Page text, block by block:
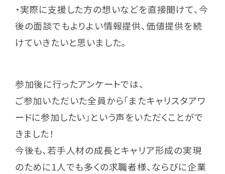
・実際に支援した方の想いなどを直接聞けて、今
後の面談でもよりよい情報提供、価値提供を続
けていきたいと思いました。
参加後に行ったアンケートでは、
ご参加いただいた全員から「またキャリスタアワ
ードに参加したい」という声をいただくことがで
きました！
今後も、若手人材の成長とキャリア形成の実現
のために1人でも多くの求職者様、ならびに企業